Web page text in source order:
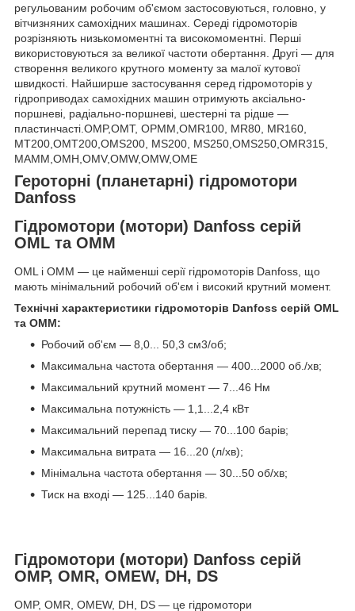
регульованим робочим об'ємом застосовуються, головно, у
вітчизняних самохідних машинах. Середі гідромоторів
розрізняють низькомоментні та високомоментні. Перші
використовуються за великої частоти обертання. Другі — для
створення великого крутного моменту за малої кутової
швидкості. Найширше застосування серед гідромоторів у
гідроприводах самохідних машин отримують аксіально-
поршневі, радіально-поршневі, шестерні та рідше —
пластинчасті.OMP,OMT, OPMM,OMR100, MR80, MR160,
MT200,OMT200,OMS200, MS200, MS250,OMS250,OMR315,
MAMM,OMH,OMV,OMW,OMW,OME
Героторні (планетарні) гідромотори
Danfoss
Гідромотори (мотори) Danfoss серій
OML та OMM
OML і OMM — це найменші серії гідромоторів Danfoss, що
мають мінімальний робочий об'єм і високий крутний момент.
Технічні характеристики гідромоторів Danfoss серій OML
та OMM:
Робочий об'єм — 8,0... 50,3 см3/об;
Максимальна частота обертання — 400...2000 об./хв;
Максимальний крутний момент — 7...46 Нм
Максимальна потужність — 1,1...2,4 кВт
Максимальний перепад тиску — 70...100 барів;
Максимальна витрата — 16...20 (л/хв);
Мінімальна частота обертання — 30...50 об/хв;
Тиск на вході — 125...140 барів.
Гідромотори (мотори) Danfoss серій
OMP, OMR, OMEW, DH, DS
OMP, OMR, OMEW, DH, DS — це гідромотори